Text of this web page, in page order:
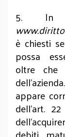
5. In
è chiesti
possa
oltre che
appare
dell’art.